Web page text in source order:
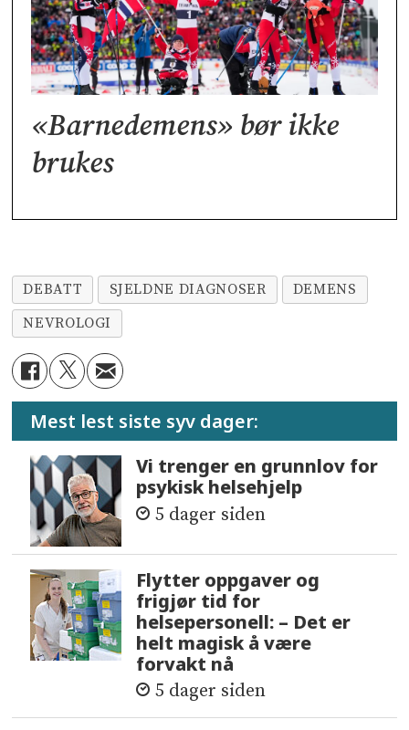
«Barnedemens» bør ikke
brukes
DEBATT SJELDNE DIAGNOSER
DEMENS
NEVROLOGI
Mest lest siste syv dager:
Vi trenger en grunnlov for
psykisk helsehjelp
5 dager siden
Flytter oppgaver og
frigjør tid for
helsepersonell: – Det er
helt magisk å være
forvakt nå
5 dager siden